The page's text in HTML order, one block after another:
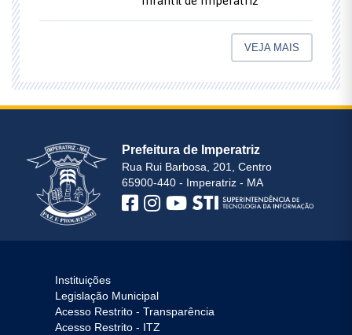
VEJA MAIS
Prefeitura de Imperatriz
Rua Rui Barbosa, 201, Centro
65900-440 - Imperatriz - MA
Instituições
Legislação Municipal
Acesso Restrito - Transparência
Acesso Restrito - ITZ